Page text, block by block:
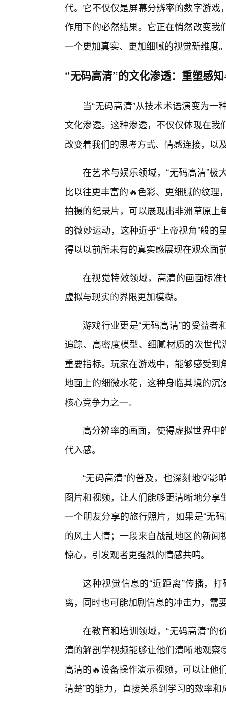
代。它不仅仅是屏幕分辨率的数字游
作用下的必然结果。它正在悄然改变
一个更加真实、更加细腻的视觉新维度
“无码高清”的文化渗透：重塑感
当“无码高清”从技术术语演变为
文化渗透。这种渗透，不仅仅体现在
改变着我们的思考方式、情感连接，以
在艺术与娱乐领域，“无码高清”
比以往更丰富的🔥色彩、更细腻的纹
拍摄的纪录片，可以展现出非洲草原
的微妙运动，这种近乎“上帝视角”般
得以以前所未有的真实感展现在观众面
在视觉特效领域，高清的画面标
虚拟与现实的界限更加模糊。
游戏行业更是“无码高清”的受益
追踪、高密度模型、细腻材质的次世
重要指标。玩家在游戏中，能够感受
地面上的细微水花，这种身临其境的
核心竞争力之一。
高分辨率的画面，使得虚拟世界
代入感。
“无码高清”的普及，也深刻地💡
图片和视频，让人们能够更清晰地分
一个朋友分享的旅行照片，如果是“无
的风土人情；一段来自战乱地区的新
惊心，引发观者更强烈的情感共鸣。
这种视觉信息的“近距离”传播，
离，同时也可能加剧信息的冲击力，需
在教育和培训领域，“无码高清”
清的解剖学视频能够让他们清晰地观
高清的🔥设备操作演示视频，可以让他
清楚”的能力，直接关系到学习的效率和